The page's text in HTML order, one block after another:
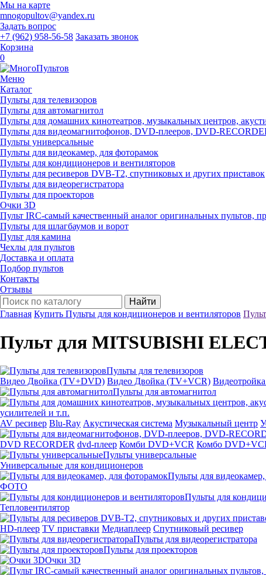
Мы на карте
mnogopultov@yandex.ru
Задать вопрос
+7 (962) 958-56-58 Заказать звонок
Корзина
0
Меню
Каталог
Пульты для телевизоров
Пульты для автомагнитол
Пульты для домашних кинотеатров, музыкальных центров,
Пульты для видеомагнитофонов, DVD-плееров, DVD-
Пульты универсальные
Пульты для видеокамер, для фоторамок
Пульты для кондиционеров и вентиляторов
Пульты для ресиверов DVB-T2, спутниковых и других приставок
Пульты для видеорегистратора
Пульты для проекторов
Очки 3D
Пульт IRC-самый качественный аналог оригинальных пультов,
Пульты для шлагбаумов и ворот
Пульт для камина
Чехлы для пультов
Доставка и оплата
Подбор пультов
Контакты
Отзывы
Найти
Главная Купить Пульты для кондиционеров и вентиляторов
Пульт для MITSUBISHI
Пульты для телевизоров
Видео Двойка (TV+DVD) Видео Двойка (TV+VCR)
Пульты для автомагнитол
усилителей и т.п.
AV ресивер Blu-Ray Акустическая система Музыкальный центр
DVD RECORDER dvd-плеер Комби DVD+VCR Комбо
Пульты универсальные
Универсальные для кондиционеров
Пульты для
ФОТО
Пульты для
Тепловентилятор
HD-плеер TV приставки Медиаплеер Спутниковый ресивер
Пульты для видеорегистратора
Пульты для проекторов
Очки 3D